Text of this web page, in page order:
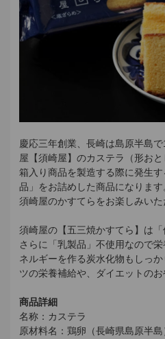
慶応三年創業、長崎は島原半島
屋【須崎屋】のカステラ（形お
箱入り商品を製造する際に発生
品」をお詰めした商品になりま
須崎屋のかすてらをお楽しみいた
須崎屋の【五三焼かすてら】は「
さらに「乳製品」不使用なので
ネルギーを作る炭水化物もしっ
ツの栄養補給や、ダイエットのお
商品詳細
名称：カステラ
原材料名：鶏卵（長崎県島原半